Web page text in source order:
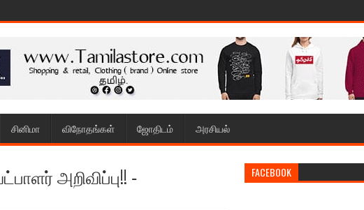
சினிமா விநோதங்கள் ஜோதிடம் அரசியல்
அறிவிப்பு!! ‐ FACEBOOK